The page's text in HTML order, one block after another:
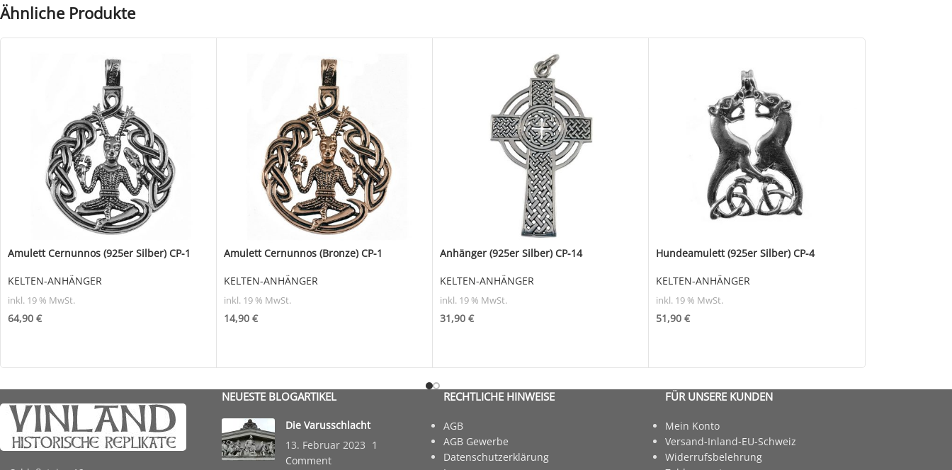
Ähnliche Produkte
Amulett Cernunnos (925er Silber) CP-1
KELTEN-ANHÄNGER
inkl. 19 % MwSt.
64,90 €
Amulett Cernunnos (Bronze) CP-1
KELTEN-ANHÄNGER
inkl. 19 % MwSt.
14,90 €
Anhänger (925er Silber) CP-14
KELTEN-ANHÄNGER
inkl. 19 % MwSt.
31,90 €
Hundeamulett (925er Silber) CP-4
KELTEN-ANHÄNGER
inkl. 19 % MwSt.
51,90 €
NEUESTE BLOGARTIKEL
Die Varusschlacht
13. Februar 2023 1
Comment
RECHTLICHE HINWEISE
AGB
AGB Gewerbe
Datenschutzerklärung
FÜR UNSERE KUNDEN
Mein Konto
Versand-Inland-EU-Schweiz
Widerrufsbelehrung